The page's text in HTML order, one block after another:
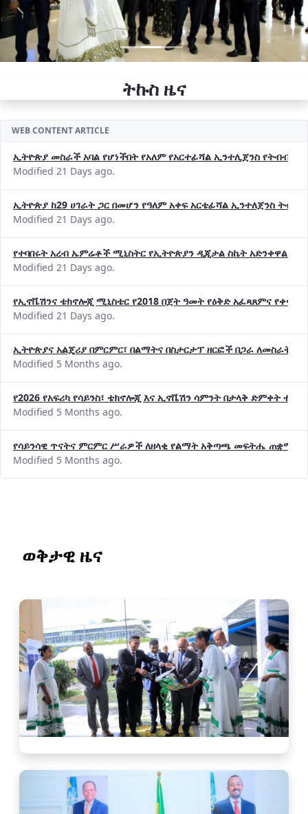
ትኩስ ዜና
WEB CONTENT ARTICLE
ኢትዮጵያ መስራች አባል የሆነችበት የአለም የአርተፊሻል ኢንተሊጀንስ የትብብር
Modified 21 Days ago.
ኢትዮጵያ ከ29 ሀገራት ጋር በመሆን የዓለም አቀፍ አርቴፊሻል ኢንተለጀንስ
Modified 21 Days ago.
የተባበሩት አረብ ኤምሬቶች ሚኒስትር የኢትዮጵያን ዲጂታል ስኬት አድንቀዋል
Modified 21 Days ago.
የኢኖቬሽንና ቴክኖሎጂ ሚኒስቴር የ2018 በጀት ዓመት የዕቅድ አፈጻጸምና
Modified 21 Days ago.
ኢትዮጵያና አልጄሪያ በምርምር፣ በልማትና በስታርታፕ ዘርፎች በጋራ ለመስራት
Modified 5 Months ago.
የ2026 የአፍሪካ የሳይንስ፣ ቴክኖሎጂ እና ኢኖቬሽን ሳምንት በታላቅ ድምቀት
Modified 5 Months ago.
የሳይንሳዊ ጥናትና ምርምር ሥራዎች ለዘላቂ የልማት አቅጣጫ መፍትሔ ጠቋሚ
Modified 5 Months ago.
ወቅታዊ ዜና